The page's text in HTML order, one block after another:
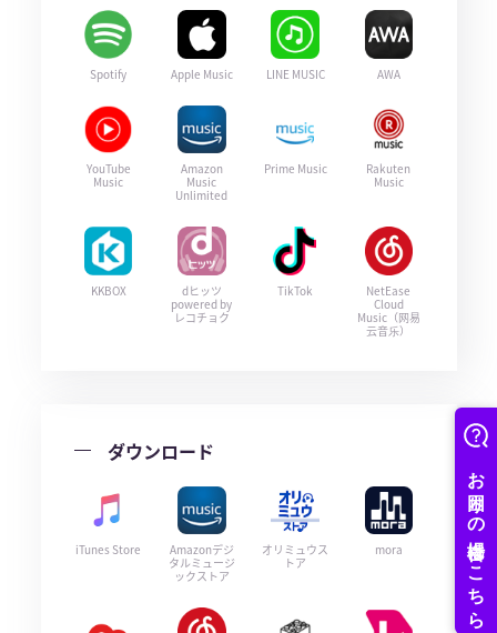
Spotify Apple Music LINE MUSIC AWA
YouTube
Music
Amazon
Music
Unlimited
Prime Music
Rakuten
Music
KKBOX
dヒッツ
powered by
レコチョク
TikTok
NetEase
Cloud
Music（网易
云音乐）
ダウンロード
iTunes Store
Amazonデジ
タルミュージ
ックストア
オリミュウス
トア
mora